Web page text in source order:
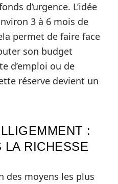
d’urgence. L’idée
3 à 6 mois de
permet de faire face
son budget
d’emploi ou de
réserve devient un
:
LA RICHESSE
des moyens les plus